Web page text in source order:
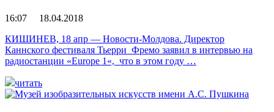
16:07 18.04.2018
КИШИНЕВ, 18 апр — Новости-Молдова. Директор
Каннского фестиваля Тьерри Фремо заявил в интервью на
радиостанции «Europe 1«, что в этом году …
читать